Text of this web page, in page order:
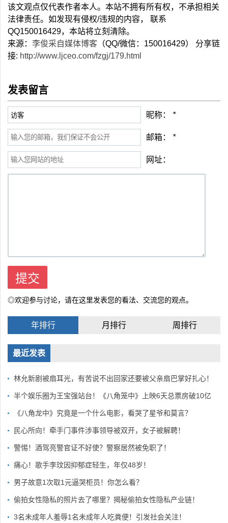
该文观点仅代表作者本人。本站不拥有所有权，不承担相关
法律责任。如发现有侵权/违规的内容， 联系
QQ150016429，本站将立刻清除。
来源： 李俊采自媒体博客 （QQ/微信：150016429） 分享链
接: http://www.ljceo.com/fzgj/179.html
发表留言
昵称： *
邮箱： *
网址：
◎欢迎参与讨论，请在这里发表您的看法、交流您的观点。
年排行 月排行 周排行
最近发表
林允新剧被扇耳光，有苦说不出回家还要被父亲扇巴掌好扎心！
半个娱乐圈为王宝强站台！《八角笼中》上映6天总票房破10亿
《八角龙中》究竟是一个什么电影，看哭了星爷和莫言？
民心所向！牵手门事件涉事领导被双开，女子被解聘！
警惕！酒驾亮警官证不好使？警察居然被免职了！
痛心！歌手李玟因抑郁症轻生，年仅48岁！
男子故意1次取1元逼哭柜员！你怎么看？
偷拍女性隐私的照片去了哪里？揭秘偷拍女性隐私产业链！
3名未成年人羞辱1名未成年人吃粪便！引发社会关注！